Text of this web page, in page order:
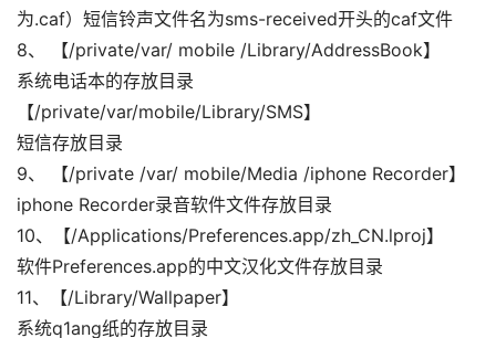
为.caf）短信铃声文件名为sms-received开头的caf文件
8、 【/private/var/ mobile /Library/AddressBook】
系统电话本的存放目录
【/private/var/mobile/Library/SMS】
短信存放目录
9、 【/private /var/ mobile/Media /iphone Recorder】
iphone Recorder录音软件文件存放目录
10、【/Applications/Preferences.app/zh_CN.lproj】
软件Preferences.app的中文汉化文件存放目录
11、【/Library/Wallpaper】
系统q1ang纸的存放目录